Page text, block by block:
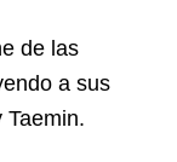
de las
a sus